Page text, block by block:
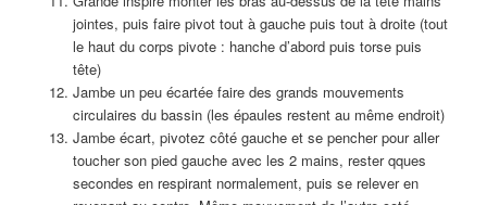
jointes, puis faire pivot tout à gauche puis tout à droite (tout
le haut du corps pivote : hanche d’abord puis torse puis
tête)
Jambe un peu écartée faire des grands mouvements
circulaires du bassin (les épaules restent au même endroit)
Jambe écart, pivotez côté gauche et se pencher pour aller
toucher son pied gauche avec les 2 mains, rester qques
secondes en respirant normalement, puis se relever en